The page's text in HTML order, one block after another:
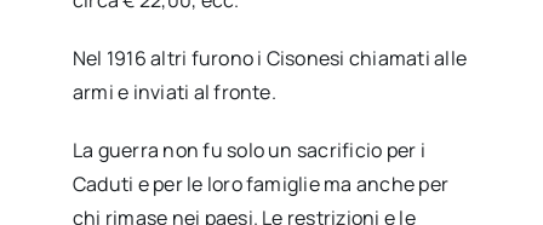
Nel 1916 altri furono i Cisonesi chiamati alle
armi e inviati al fronte.
La guerra non fu solo un sacrificio per i
Caduti e per le loro famiglie ma anche per
chi rimase nei paesi. Le restrizioni e le